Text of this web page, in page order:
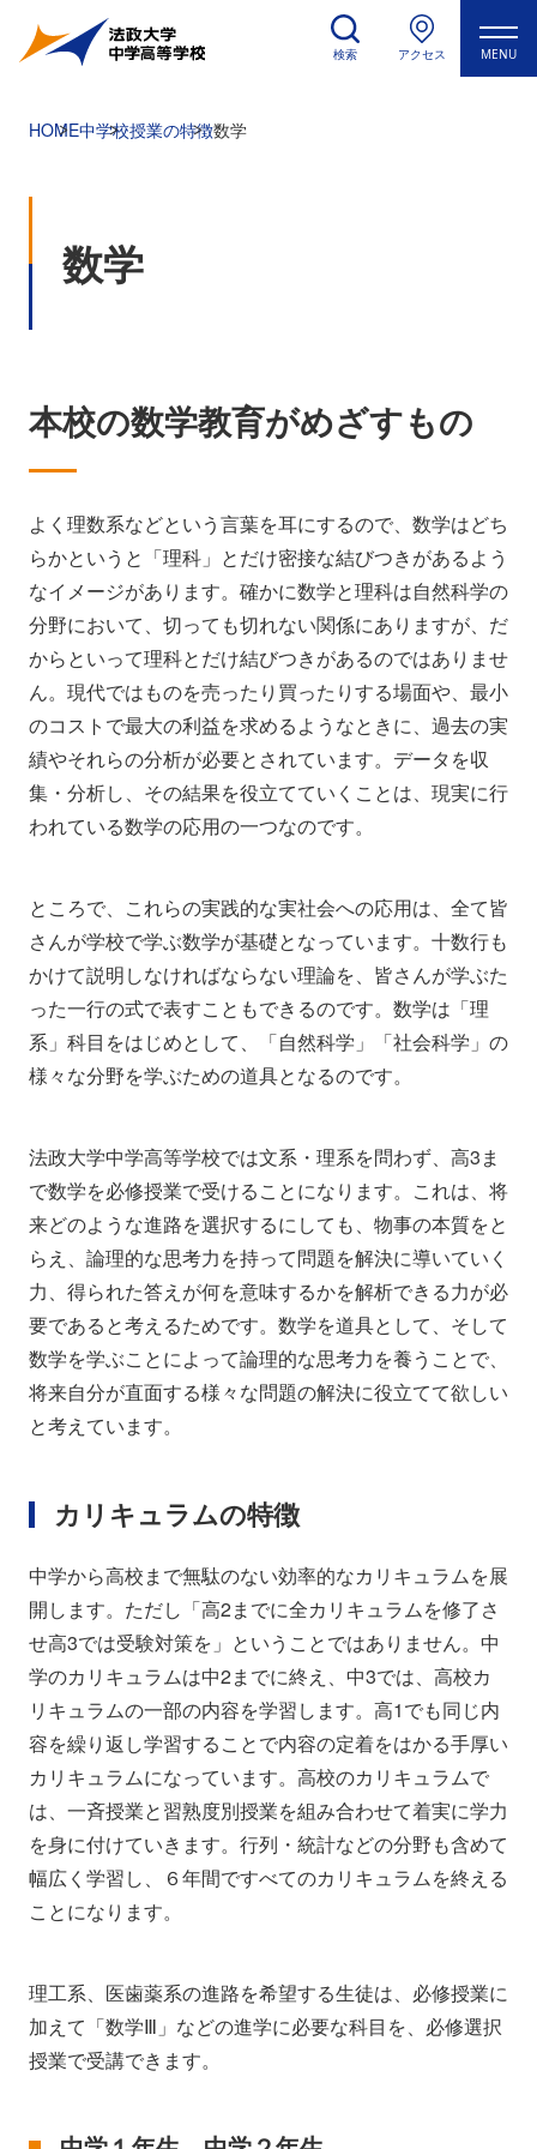
検索 アクセス MENU
HOME中学校授業の特徴数学
数学
本校の数学教育がめざすもの
よく理数系などという言葉を耳にするので、数学はどち
らかというと「理科」とだけ密接な結びつきがあるよう
なイメージがあります。確かに数学と理科は自然科学の
分野において、切っても切れない関係にありますが、だ
からといって理科とだけ結びつきがあるのではありませ
ん。現代ではものを売ったり買ったりする場面や、最小
のコストで最大の利益を求めるようなときに、過去の実
績やそれらの分析が必要とされています。データを収
集・分析し、その結果を役立てていくことは、現実に行
われている数学の応用の一つなのです。
ところで、これらの実践的な実社会への応用は、全て皆
さんが学校で学ぶ数学が基礎となっています。十数行も
かけて説明しなければならない理論を、皆さんが学ぶた
った一行の式で表すこともできるのです。数学は「理
系」科目をはじめとして、「自然科学」「社会科学」の
様々な分野を学ぶための道具となるのです。
法政大学中学高等学校では文系・理系を問わず、高3ま
で数学を必修授業で受けることになります。これは、将
来どのような進路を選択するにしても、物事の本質をと
らえ、論理的な思考力を持って問題を解決に導いていく
力、得られた答えが何を意味するかを解析できる力が必
要であると考えるためです。数学を道具として、そして
数学を学ぶことによって論理的な思考力を養うことで、
将来自分が直面する様々な問題の解決に役立てて欲しい
と考えています。
カリキュラムの特徴
中学から高校まで無駄のない効率的なカリキュラムを展
開します。ただし「高2までに全カリキュラムを修了さ
せ高3では受験対策を」ということではありません。中
学のカリキュラムは中2までに終え、中3では、高校カ
リキュラムの一部の内容を学習します。高1でも同じ内
容を繰り返し学習することで内容の定着をはかる手厚い
カリキュラムになっています。高校のカリキュラムで
は、一斉授業と習熟度別授業を組み合わせて着実に学力
を身に付けていきます。行列・統計などの分野も含めて
幅広く学習し、６年間ですべてのカリキュラムを終える
ことになります。
理工系、医歯薬系の進路を希望する生徒は、必修授業に
加えて「数学Ⅲ」などの進学に必要な科目を、必修選択
授業で受講できます。